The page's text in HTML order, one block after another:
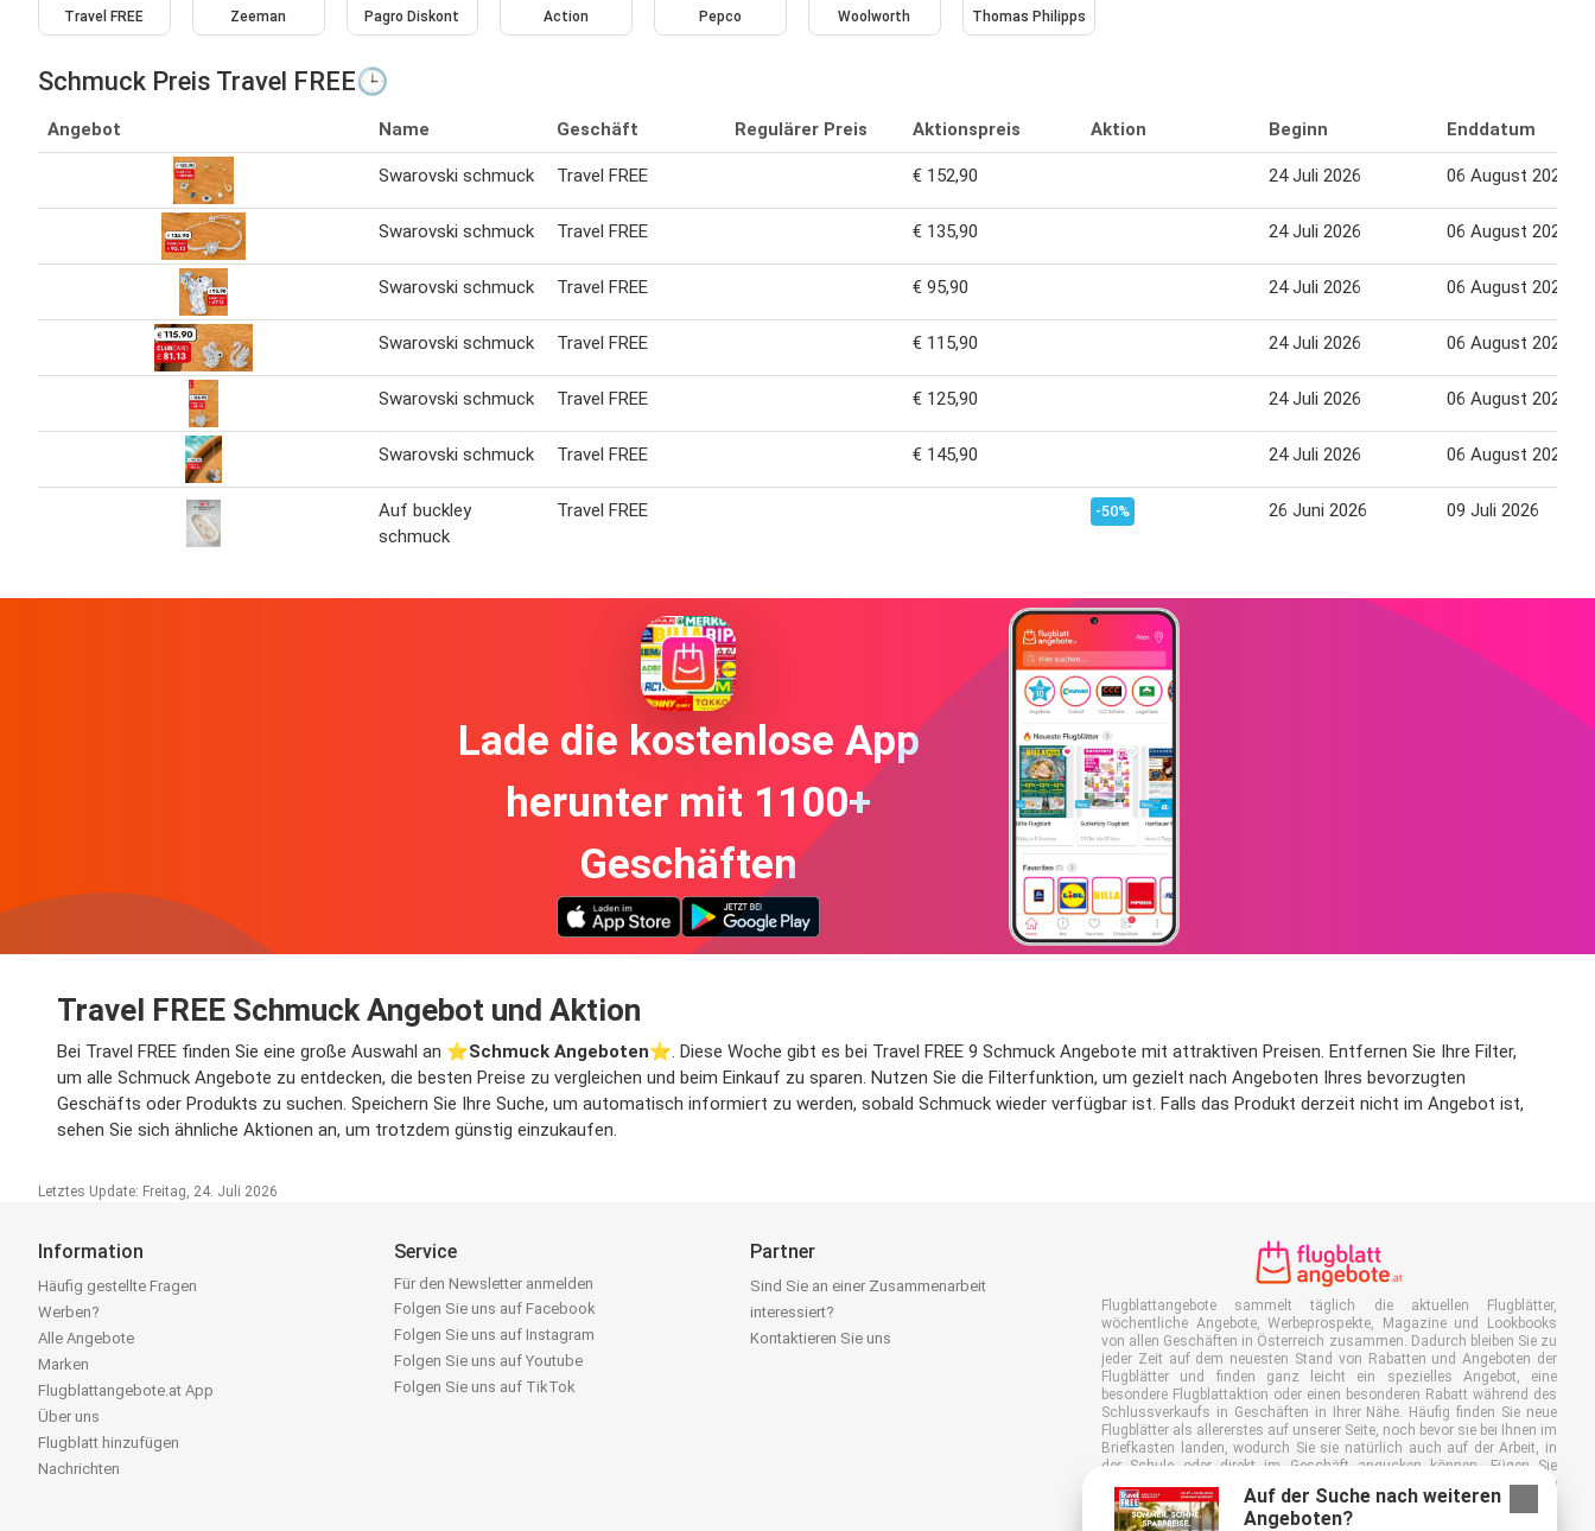
Travel FREE Zeeman Pagro Diskont Action Pepco Woolworth Thomas Philipps
Schmuck Preis Travel FREE🕒
Angebot Name Geschäft Regulärer Preis Aktionspreis Aktion Beginn Enddatum
Swarovski schmuck Travel FREE € 152,90 24 Juli 2026 06 August 2026
Swarovski schmuck Travel FREE € 135,90 24 Juli 2026 06 August 2026
Swarovski schmuck Travel FREE € 95,90 24 Juli 2026 06 August 2026
Swarovski schmuck Travel FREE € 115,90 24 Juli 2026 06 August 2026
Swarovski schmuck Travel FREE € 125,90 24 Juli 2026 06 August 2026
Swarovski schmuck Travel FREE € 145,90 24 Juli 2026 06 August 2026
Auf buckley
schmuck
Travel FREE -50% 26 Juni 2026 09 Juli 2026
Lade die kostenlose App
herunter mit 1100+
Geschäften
Travel FREE Schmuck Angebot und Aktion
Bei Travel FREE finden Sie eine große Auswahl an ⭐️Schmuck Angeboten⭐️. Diese Woche gibt es bei Travel FREE 9 Schmuck Angebote mit attraktiven Preisen. Entfernen Sie Ihre Filter,
um alle Schmuck Angebote zu entdecken, die besten Preise zu vergleichen und beim Einkauf zu sparen. Nutzen Sie die Filterfunktion, um gezielt nach Angeboten Ihres bevorzugten
Geschäfts oder Produkts zu suchen. Speichern Sie Ihre Suche, um automatisch informiert zu werden, sobald Schmuck wieder verfügbar ist. Falls das Produkt derzeit nicht im Angebot ist,
sehen Sie sich ähnliche Aktionen an, um trotzdem günstig einzukaufen.
Letztes Update: Freitag, 24. Juli 2026
Auf der Suche nach weiteren
Angeboten?
Information
Häufig gestellte Fragen
Werben?
Alle Angebote
Marken
Flugblattangebote.at App
Über uns
Flugblatt hinzufügen
Nachrichten
Service
Für den Newsletter anmelden
Folgen Sie uns auf Facebook
Folgen Sie uns auf Instagram
Folgen Sie uns auf Youtube
Folgen Sie uns auf TikTok
Partner
Sind Sie an einer Zusammenarbeit
interessiert?
Kontaktieren Sie uns
Flugblattangebote sammelt täglich die aktuellen Flugblätter,
wöchentliche Angebote, Werbeprospekte, Magazine und Lookbooks
von allen Geschäften in Österreich zusammen. Dadurch bleiben Sie zu
jeder Zeit auf dem neuesten Stand von Rabatten und Angeboten der
Flugblätter und finden ganz leicht ein spezielles Angebot, eine
besondere Flugblattaktion oder einen besonderen Rabatt während des
Schlussverkaufs in Geschäften in Ihrer Nähe. Häufig finden Sie neue
Flugblätter als allererstes auf unserer Seite, noch bevor sie bei Ihnen im
Briefkasten landen, wodurch Sie sie natürlich auch auf der Arbeit, in
der Schule oder direkt im Geschäft angucken können. Fügen Sie
Flugblattangebote.at zu Ihren Favoriten hinzu, kleben Sie einen "Bitte
keine Werbung!"-Sticker auf Ihren Briefkasten und sparen Sie somit viel
Zeit und Geld. Außerdem tragen Sie damit auch aktiv zur Papiermüll-